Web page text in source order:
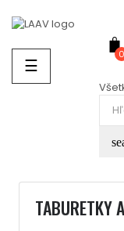
Prepnúť
navigáciu
☰
0
TABURETKY